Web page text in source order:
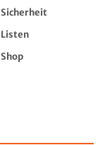
Sicherheit
Listen
Shop